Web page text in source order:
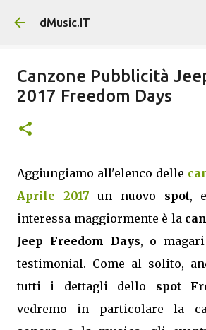
Passa ai contenuti
dMusic.IT
Canzone Pubblicità
2017 Freedom Days
Aggiungiamo all'elenco delle
Aprile 2017 un nuovo spot,
interessa maggiormente è la
Jeep Freedom Days, o
testimonial. Come al solito,
tutti i dettagli dello spot
vedremo in particolare la